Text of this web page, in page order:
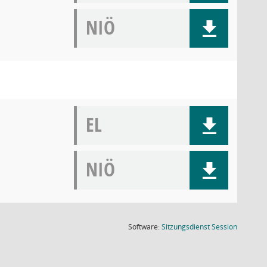
NIÖ
EL
NIÖ
Software:SitzungsdienstSession(Wird in